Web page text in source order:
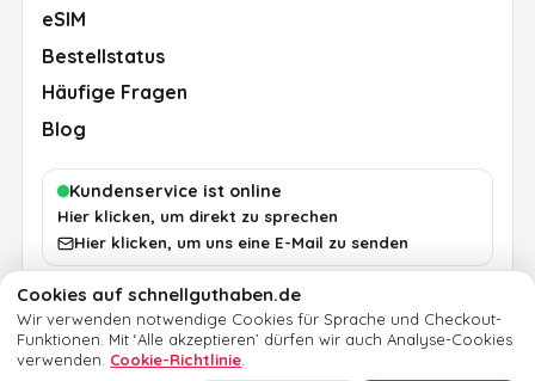
eSIM
Bestellstatus
Häufige Fragen
Blog
Kundenservice ist online
Hier klicken, um direkt zu sprechen
Hier klicken, um uns eine E-Mail zu senden
AGBDatenschutzCookie-RichtlinieImpressum
Cookies auf schnellguthaben.de
Wir verwenden notwendige Cookies für Sprache und Checkout-
Funktionen. Mit ‘Alle akzeptieren’ dürfen wir auch Analyse-Cookies
verwenden. Cookie-Richtlinie